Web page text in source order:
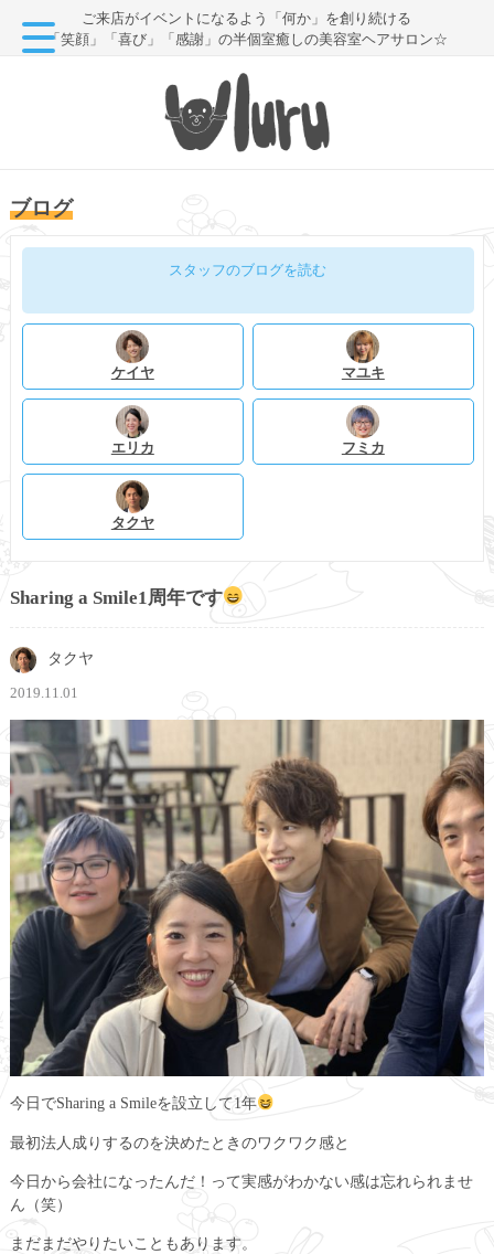
ご来店がイベントになるよう「何か」を創り続ける
「笑顔」「喜び」「感謝」の半個室癒しの美容室ヘアサロン☆
ブログ
スタッフのブログを読む
ケイヤ マユキ
エリカ フミカ
タクヤ
Sharing a Smile1周年です
タクヤ
2019.11.01
今日でSharing a Smileを設立して1年
最初法人成りするのを決めたときのワクワク感と
今日から会社になったんだ！って実感がわかない感は忘れられませ
ん（笑）
まだまだやりたいこともあります。